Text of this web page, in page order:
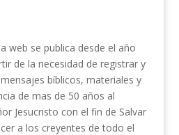
web se publica desde el año
de la necesidad de registrar y
bíblicos, materiales y
de mas de 50 años al
Jesucristo con el fin de Salvar
a los creyentes de todo el